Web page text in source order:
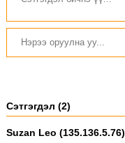
Сэтгэгдэл (2)
Suzan Leo (135.136.5.76)